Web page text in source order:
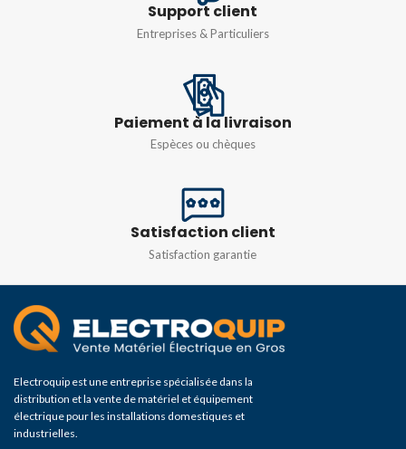
Support client
Entreprises & Particuliers
Paiement à la livraison
Espèces ou chèques
Satisfaction client
Satisfaction garantie
Electroquip est une entreprise spécialisée dans la
distribution et la vente de matériel et équipement
électrique pour les installations domestiques et
industrielles.